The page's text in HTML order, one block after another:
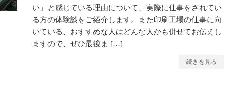
い」と感じている理由について、実際に仕事をされてい
る方の体験談をご紹介します。また印刷工場の仕事に向
いている、おすすめな人はどんな人かも併せてお伝えし
ますので、ぜひ最後ま […]
続きを見る